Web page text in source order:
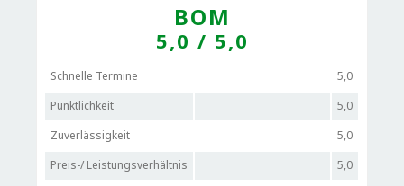
BOM
5,0 / 5,0
Schnelle Termine
5,0
Pünktlichkeit
5,0
Zuverlässigkeit
5,0
Preis-/ Leistungsverhältnis
5,0